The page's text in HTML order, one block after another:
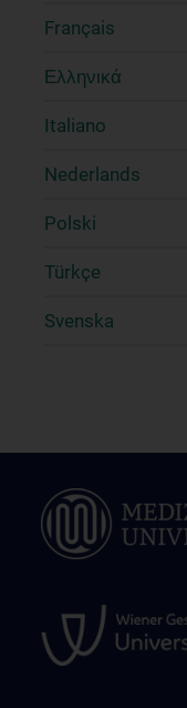
Français
Ελληνικά
Italiano
Nederlands
Polski
Türkçe
Svenska